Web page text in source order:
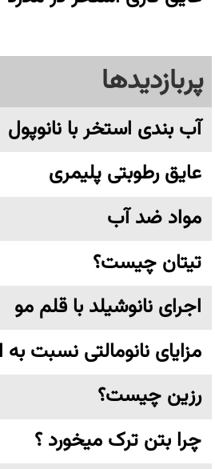
پربازدیدها
آب بندی استخر با نانوپول
عایق رطوبتی پلیمری
مواد ضد آب
تیتان چیست؟
اجرای نانوشیلد با قلم مو
مزایای نانومالتی نسبت به
رزین چیست؟
چرا بتن ترک میخورد ؟